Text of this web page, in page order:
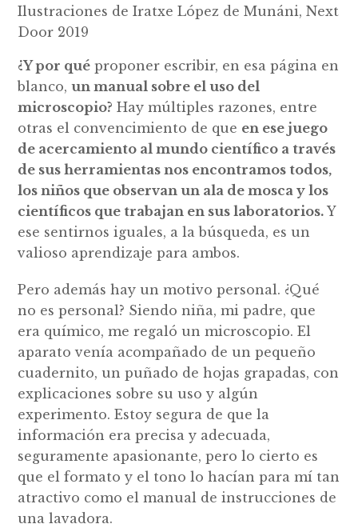
Ilustraciones de Iratxe López de Munáni, Next
Door 2019
¿Y por qué proponer escribir, en esa página en
blanco,un manual sobre el uso del
microscopio? Hay múltiples razones, entre
otras el convencimiento de que en ese juego
de acercamiento al mundo científico a través
de sus herramientas nos encontramos todos,
los niños que observan un ala de mosca y los
científicos que trabajan en sus laboratorios. Y
ese sentirnos iguales, a la búsqueda, es un
valioso aprendizaje para ambos.
Pero además hay un motivo personal. ¿Qué
no es personal? Siendo niña, mi padre, que
era químico, me regaló un microscopio. El
aparato venía acompañado de un pequeño
cuadernito, un puñado de hojas grapadas, con
explicaciones sobre su uso y algún
experimento. Estoy segura de que la
información era precisa y adecuada,
seguramente apasionante, pero lo cierto es
que el formato y el tono lo hacían para mí tan
atractivo como el manual de instrucciones de
una lavadora.